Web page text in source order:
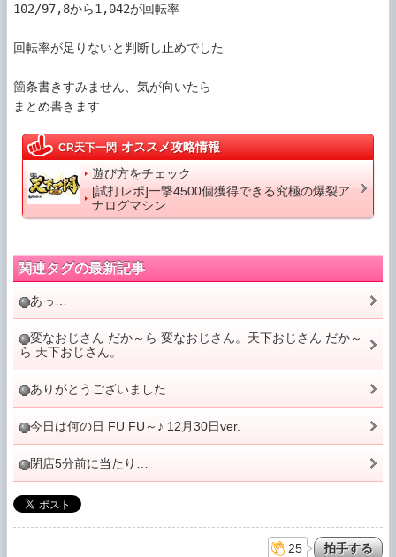
102/97,8から1,042が回転率
回転率が足りないと判断し止めでした
箇条書きすみません、気が向いたら
CR天下一閃 オススメ攻略情報
遊び方をチェック
[試打レポ]一撃4500個獲得できる究極の爆裂ア
ナログマシン
関連タグの最新記事
あっ…
変なおじさん だか～ら 変なおじさん。天下おじさん だか～
ら 天下おじさん。
ありがとうございました…
今日は何の日 FU FU～♪ 12月30日ver.
閉店5分前に当たり…
25